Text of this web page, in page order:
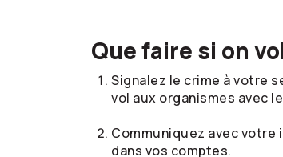
Que faire si on
Signalez le crime à votre
vol aux organismes avec
Communiquez avec
dans vos comptes.